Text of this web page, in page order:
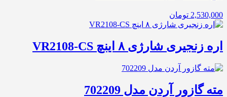
2,530,000 تومان
اره زنجیری شارژی ۸ اینچ VR2108-CS
مته گازور آردن مدل 702209